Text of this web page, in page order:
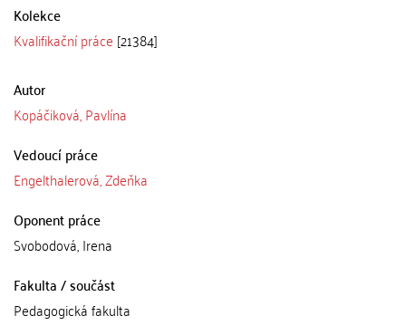
Kolekce
Kvalifikační práce [21384]
Autor
Kopáčiková, Pavlína
Vedoucí práce
Engelthalerová, Zdeňka
Oponent práce
Svobodová, Irena
Fakulta / součást
Pedagogická fakulta